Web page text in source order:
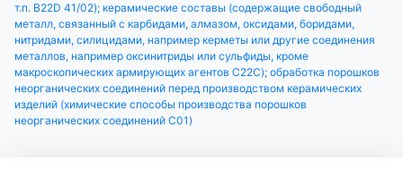
т.п. B22D 41/02); керамические составы (содержащие свободный
металл, связанный с карбидами, алмазом, оксидами, боридами,
нитридами, силицидами, например керметы или другие соединения
металлов, например оксинитриды или сульфиды, кроме
макроскопических армирующих агентов C22C); обработка порошков
неорганических соединений перед производством керамических
изделий (химические способы производства порошков
неорганических соединений C01)